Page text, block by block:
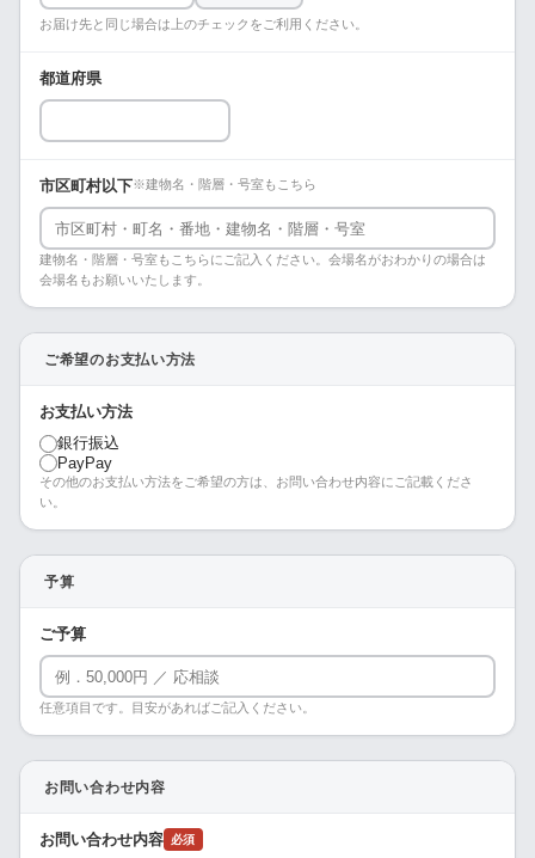
お届け先と同じ場合は上のチェックをご利用ください。
都道府県
市区町村以下※建物名・階層・号室もこちら
建物名・階層・号室もこちらにご記入ください。会場名がおわかりの場合は
会場名もお願いいたします。
ご希望のお支払い方法
お支払い方法
銀行振込
PayPay
その他のお支払い方法をご希望の方は、お問い合わせ内容にご記載くださ
い。
予算
ご予算
任意項目です。目安があればご記入ください。
お問い合わせ内容
お問い合わせ内容 必須